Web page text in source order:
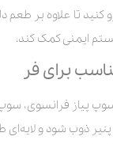
ایمنی کمک کند.
برای فر
پیاز فرانسوی، سوپ
پنیر ذوب شود و